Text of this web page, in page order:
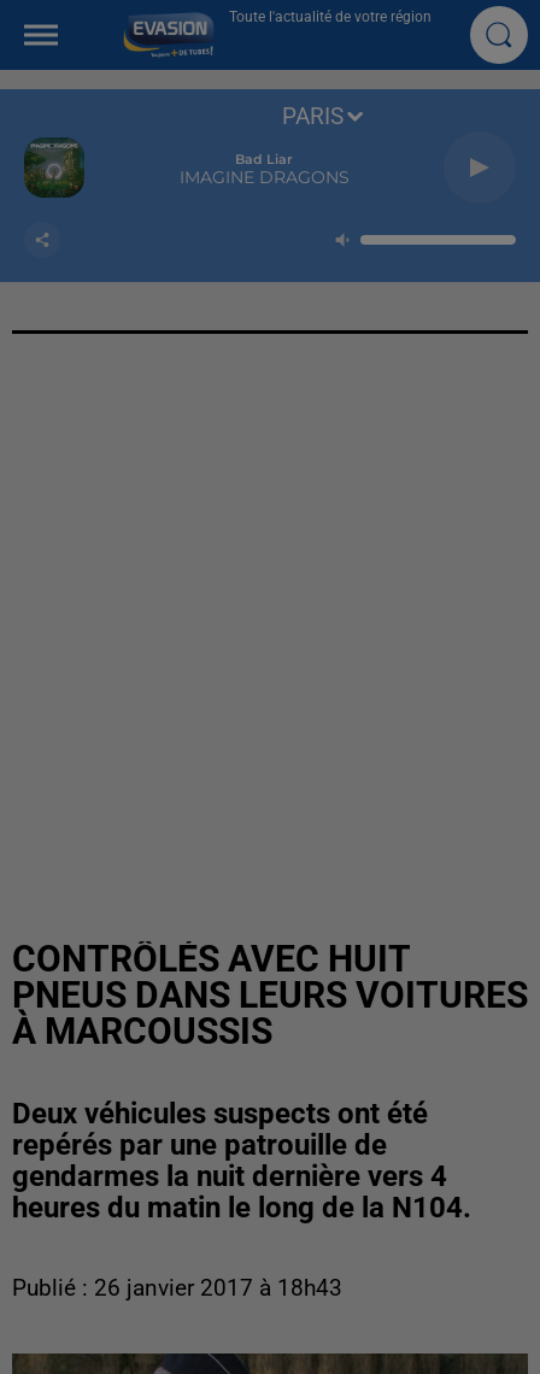
Toute l'actualité de votre région
Bad Liar
IMAGINE DRAGONS
PARIS
CONTRÔLÉS AVEC HUIT
PNEUS DANS LEURS VOITURES
À MARCOUSSIS
Deux véhicules suspects ont été
repérés par une patrouille de
gendarmes la nuit dernière vers 4
heures du matin le long de la N104.
Publié : 26 janvier 2017 à 18h43